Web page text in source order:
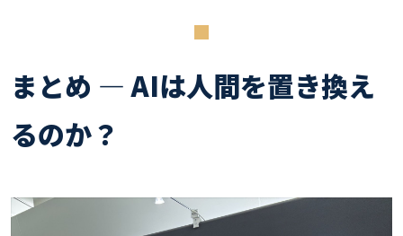
まとめ ― AIは人間を置き換え
るのか？